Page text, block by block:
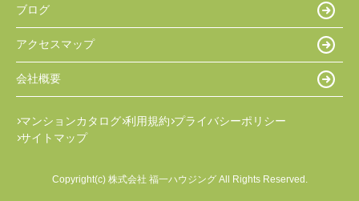
ブログ
アクセスマップ
会社概要
マンションカタログ 利用規約 プライバシーポリシー
サイトマップ
Copyright(c) 株式会社 福一ハウジング All Rights Reserved.